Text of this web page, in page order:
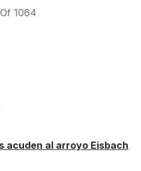
Of 1064
acuden al arroyo Eisbach